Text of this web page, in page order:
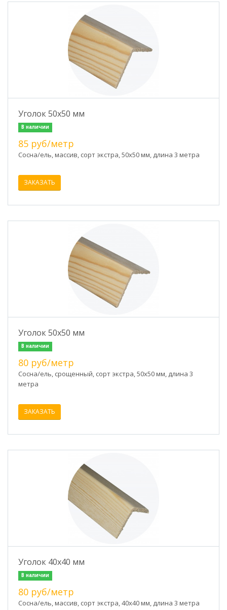
Уголок 50х50 мм
В наличии
85 руб/метр
Сосна/ель, массив, сорт экстра, 50х50 мм, длина 3 метра
ЗАКАЗАТЬ
Уголок 50х50 мм
В наличии
80 руб/метр
Сосна/ель, срощенный, сорт экстра, 50х50 мм, длина 3
метра
ЗАКАЗАТЬ
Уголок 40х40 мм
В наличии
80 руб/метр
Сосна/ель, массив, сорт экстра, 40х40 мм, длина 3 метра